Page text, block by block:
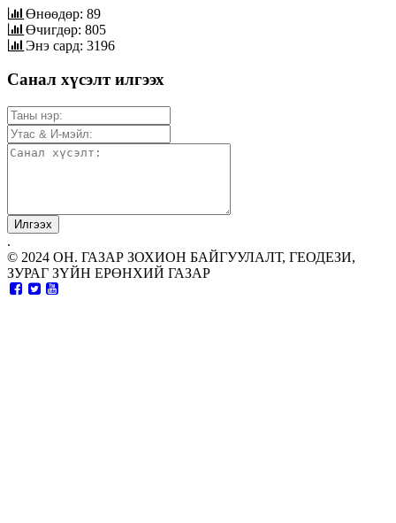
Өнөөдөр: 89
Өчигдөр: 805
Энэ сард: 3196
Санал хүсэлт илгээх
.
© 2024 ОН. ГАЗАР ЗОХИОН БАЙГУУЛАЛТ, ГЕОДЕЗИ,
ЗУРАГ ЗҮЙН ЕРӨНХИЙ ГАЗАР